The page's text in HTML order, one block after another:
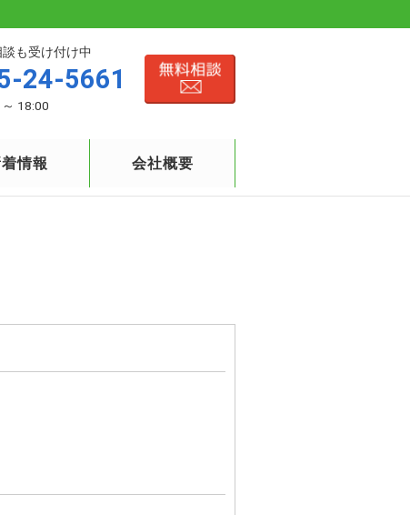
も受け付け中
24-5661
18:00
情報 会社概要